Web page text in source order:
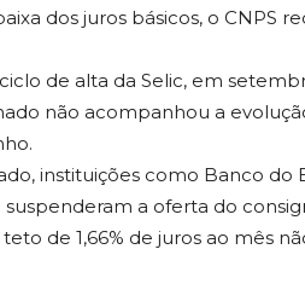
dos juros básicos, o CNPS
de alta da Selic, em
não acompanhou a
instituições como Banco do
a oferta do
de 1,66% de juros ao mês